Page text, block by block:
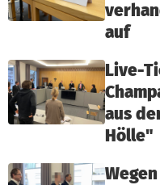
auf
Live-
aus
Hölle"